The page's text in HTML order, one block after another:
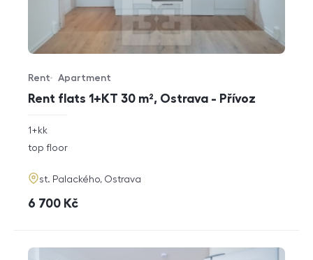
Rent flats 1+KT 30 m², Ostrava - Přívoz
Offer type
Rent
Property type
Apartment
rozměry
disposition
1+kk
funkce
top floor
adresa
st. Palackého, Ostrava
cena
6 700 Kč